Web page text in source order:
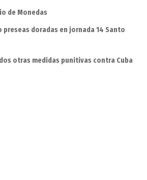
de Monedas
preseas doradas en jornada 14 Santo
otras medidas punitivas contra Cuba